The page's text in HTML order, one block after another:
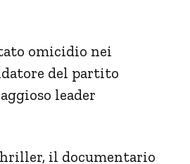
omicidio nei
del partito
leader
il documentario